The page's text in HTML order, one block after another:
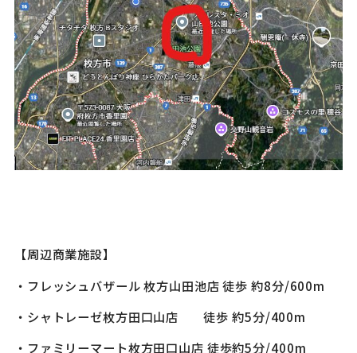
【周辺商業施設】
・フレッシュバザール 枚方山田池店 徒歩 約8分/600m
・シャトレーゼ枚方田口山店 徒歩 約5分/400m
・ファミリーマート枚方田口山店 徒歩約5分/400m